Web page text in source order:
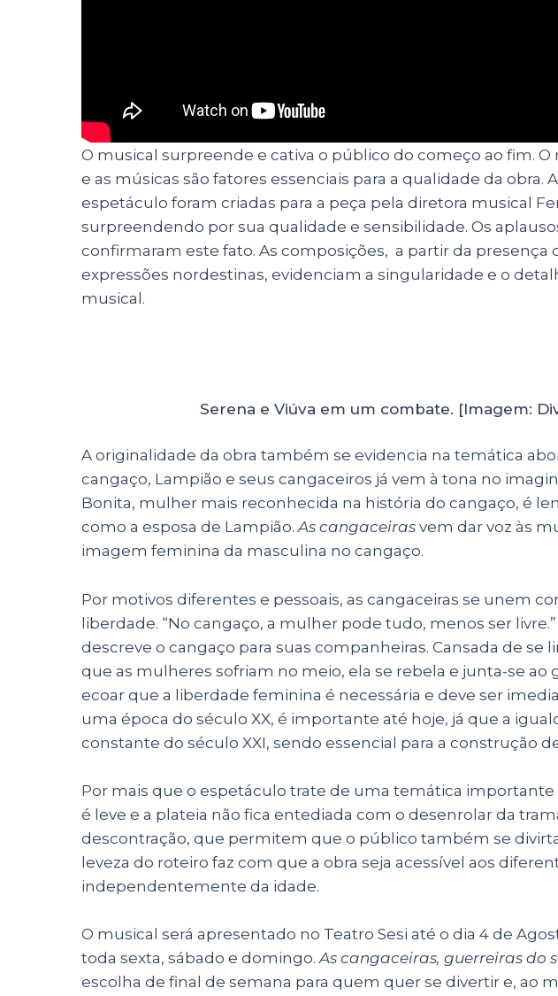
O musical surpreende e cativa o público do começo ao fim.
e as músicas são fatores essenciais para a qualidade da obra.
espetáculo foram criadas para a peça pela diretora musical
surpreendendo por sua qualidade e sensibilidade. Os
confirmaram este fato. As composições, a partir da presença
expressões nordestinas, evidenciam a singularidade e o
musical.
Serena e Viúva em um combate. [Imagem:
A originalidade da obra também se evidencia na temática
cangaço, Lampião e seus cangaceiros já vem à tona no
Bonita, mulher mais reconhecida na história do cangaço, é
como a esposa de Lampião.As cangaceiras vem dar voz às
imagem feminina da masculina no cangaço.
Por motivos diferentes e pessoais, as cangaceiras se unem
liberdade. “No cangaço, a mulher pode tudo, menos ser
descreve o cangaço para suas companheiras. Cansada de se
que as mulheres sofriam no meio, ela se rebela e junta-se ao
ecoar que a liberdade feminina é necessária e deve ser
uma época do século XX, é importante até hoje, já que a
constante do século XXI, sendo essencial para a construção
Por mais que o espetáculo trate de uma temática importante
é leve e a plateia não fica entediada com o desenrolar da
descontração, que permitem que o público também se
leveza do roteiro faz com que a obra seja acessível aos
independentemente da idade.
O musical será apresentado no Teatro Sesi até o dia 4 de
toda sexta, sábado e domingo.As cangaceiras, guerreiras do
escolha de final de semana para quem quer se divertir e, ao